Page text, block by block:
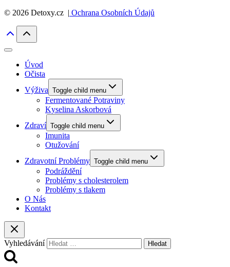
© 2026 Detoxy.cz | Ochrana Osobních Údajů
Úvod
Očista
Výživa Toggle child menu
Fermentované Potraviny
Kyselina Askorbová
Zdraví Toggle child menu
Imunita
Otužování
Zdravotní Problémy Toggle child menu
Podráždění
Problémy s cholesterolem
Problémy s tlakem
O Nás
Kontakt
Vyhledávání